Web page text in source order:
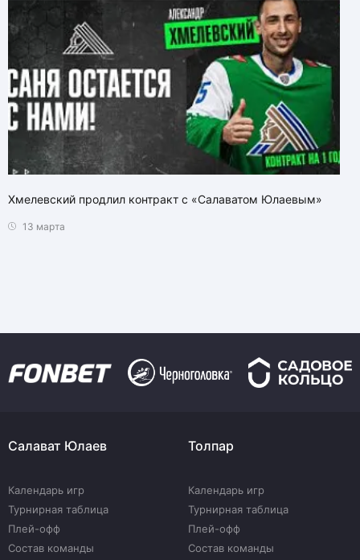
Хмелевский продлил контракт с «Салаватом Юлаевым»
13 марта
Салават Юлаев
Календарь игр
Турнирная таблица
Плей-офф
Состав команды
Толпар
Календарь игр
Турнирная таблица
Плей-офф
Состав команды